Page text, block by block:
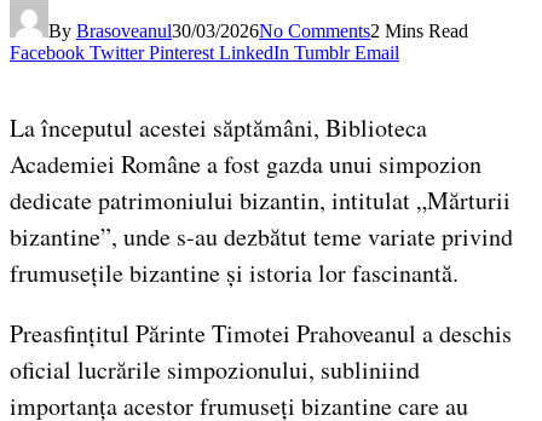
By Brasoveanul30/03/2026No Comments2 Mins Read
Facebook Twitter Pinterest LinkedIn Tumblr Email
La începutul acestei săptămâni, Biblioteca
Academiei Române a fost gazda unui simpozion
dedicate patrimoniului bizantin, intitulat „Mărturii
bizantine”, unde s-au dezbătut teme variate privind
frumusețile bizantine și istoria lor fascinantă.
Preasfințitul Părinte Timotei Prahoveanul a deschis
oficial lucrările simpozionului, subliniind
importanța acestor frumuseți bizantine care au